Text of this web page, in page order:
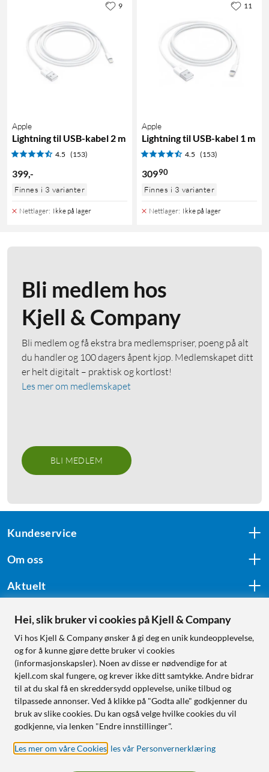
Apple
Lightning til USB-kabel 2 m
4.5 (153)
399-
Finnes i 3 varianter
Nettlager: Ikke på lager
9
Apple
Lightning til USB-kabel 1 m
4.5 (153)
30990
Finnes i 3 varianter
Nettlager: Ikke på lager
11
Bli medlem hos
Kjell & Company
Bli medlem og få ekstra bra medlemspriser, poeng på alt
du handler og 100 dagers åpent kjøp. Medlemskapet ditt
er helt digitalt – praktisk og kortløst!
Les mer om medlemskapet
BLI MEDLEM
Kundeservice
Om oss
Aktuelt
Følg oss
Handle fra:
Sverige
Norge
Hei, slik bruker vi cookies på Kjell & Company
Vi hos Kjell & Company ønsker å gi deg en unik kundeopplevelse,
og for å kunne gjøre dette bruker vi cookies
(informasjonskapsler). Noen av disse er nødvendige for at
kjell.com skal fungere, og krever ikke ditt samtykke. Andre bidrar
til at du skal få en skreddersydd opplevelse, unike tilbud og
tilpassede annonser. Ved å klikke på "Godta alle" godkjenner du
bruk av slike cookies. Du kan også velge hvilke cookies du vil
godkjenne, via lenken "Endre innstillinger".
Les mer om våre Cookies les vår Personvernerklæring